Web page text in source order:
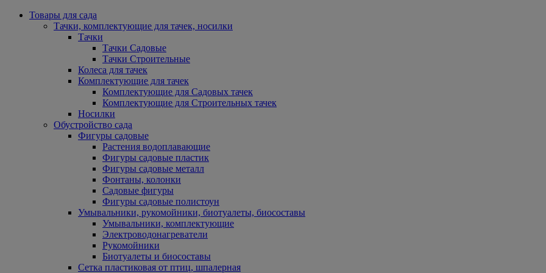
Товары для сада
Тачки, комплектующие для тачек, носилки
Тачки
Тачки Садовые
Тачки Строительные
Колеса для тачек
Комплектующие для тачек
Комплектующие для Садовых тачек
Комплектующие для Строительных тачек
Носилки
Обустройство сада
Фигуры садовые
Растения водоплавающие
Фигуры садовые пластик
Фигуры садовые металл
Фонтаны, колонки
Садовые фигуры
Фигуры садовые полистоун
Умывальники, рукомойники, биотуалеты, биосоставы
Умывальники, комплектующие
Электроводонагреватели
Рукомойники
Биотуалеты и биосоставы
Сетка пластиковая от птиц, шпалерная